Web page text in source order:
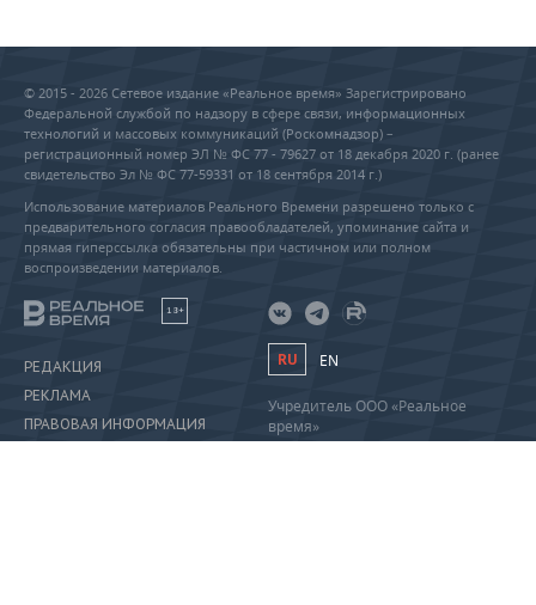
© 2015 - 2026 Сетевое издание «Реальное время» Зарегистрировано
Федеральной службой по надзору в сфере связи, информационных
технологий и массовых коммуникаций (Роскомнадзор) –
регистрационный номер ЭЛ № ФС 77 - 79627 от 18 декабря 2020 г. (ранее
свидетельство Эл № ФС 77-59331 от 18 сентября 2014 г.)
Использование материалов Реального Времени разрешено только с
предварительного согласия правообладателей, упоминание сайта и
прямая гиперссылка обязательны при частичном или полном
воспроизведении материалов.
18+
РЕДАКЦИЯ
РЕКЛАМА
ПРАВОВАЯ ИНФОРМАЦИЯ
RU EN
Учредитель ООО «Реальное
время»
Главный редактор Саушина А.А.